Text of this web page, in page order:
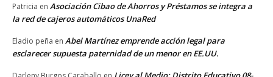
Patricia en Asociación Cibao de Ahorros y Préstamos se integra a
la red de cajeros automáticos UnaRed
Eladio peña en Abel Martínez emprende acción legal para
esclarecer supuesta paternidad de un menor en EE.UU.